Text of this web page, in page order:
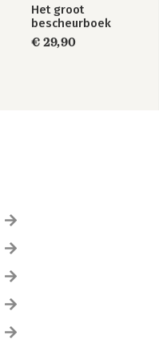
Het groot
bescheurboek
€ 29,90